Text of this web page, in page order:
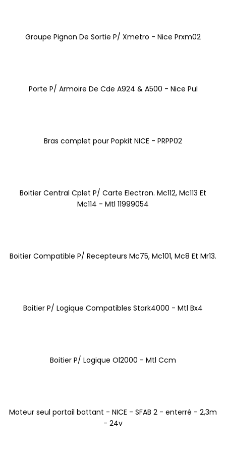
Groupe Pignon De Sortie P/ Xmetro - Nice Prxm02
Porte P/ Armoire De Cde A924 & A500 - Nice Pul
Bras complet pour Popkit NICE - PRPP02
Boitier Central Cplet P/ Carte Electron. Mc112, Mc113 Et
Mc114 - Mtl 11999054
Boitier Compatible P/ Recepteurs Mc75, Mc101, Mc8 Et Mr13.
Boitier P/ Logique Compatibles Stark4000 - Mtl Bx4
Boitier P/ Logique Ol2000 - Mtl Ccm
Moteur seul portail battant - NICE - SFAB 2 - enterré - 2,3m
- 24v